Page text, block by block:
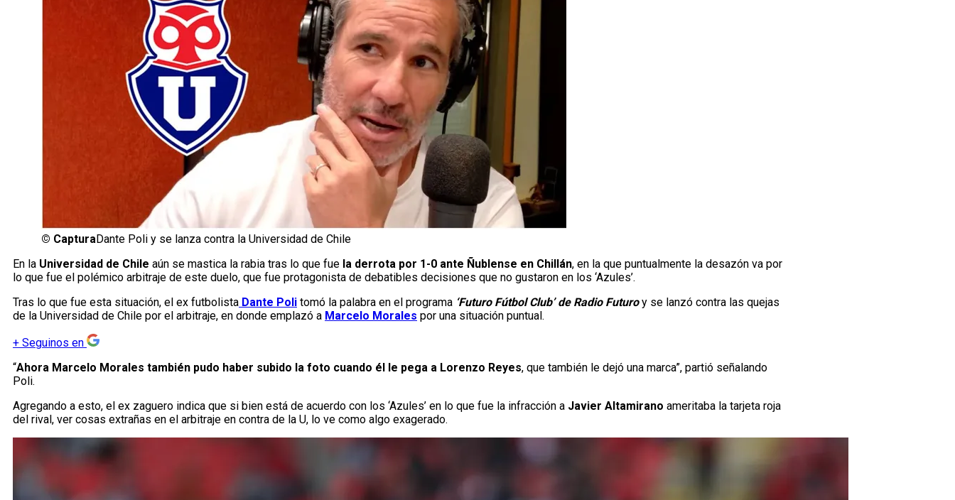
© CapturaDante Poli y se lanza contra la Universidad de Chile
En la Universidad de Chile aún se mastica la rabia tras lo que fue la derrota por 1-0 ante Ñublense en Chillán, en la que puntualmente la desazón va por
lo que fue el polémico arbitraje de este duelo, que fue protagonista de debatibles decisiones que no gustaron en los ‘Azules’.
Tras lo que fue esta situación, el ex futbolista Dante Poli tomó la palabra en el programa ‘Futuro Fútbol Club’ de Radio Futuroy se lanzó contra las quejas
de la Universidad de Chile por el arbitraje, en donde emplazó a Marcelo Morales por una situación puntual.
+ Seguinos en
“Ahora Marcelo Morales también pudo haber subido la foto cuando él le pega a Lorenzo Reyes, que también le dejó una marca”, partió señalando
Poli.
Agregando a esto, el ex zaguero indica que si bien está de acuerdo con los ‘Azules’ en lo que fue la infracción a Javier Altamirano ameritaba la tarjeta roja
del rival, ver cosas extrañas en el arbitraje en contra de la U, lo ve como algo exagerado.